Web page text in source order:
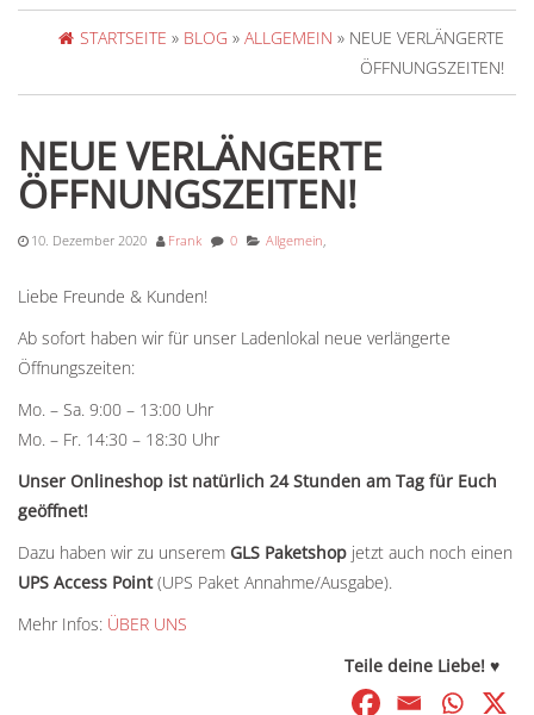
STARTSEITE » BLOG » ALLGEMEIN » NEUE VERLÄNGERTE
ÖFFNUNGSZEITEN!
NEUE VERLÄNGERTE
ÖFFNUNGSZEITEN!
10. Dezember 2020 Frank 0 Allgemein,
Liebe Freunde & Kunden!
Ab sofort haben wir für unser Ladenlokal neue verlängerte
Öffnungszeiten:
Mo. – Sa. 9:00 – 13:00 Uhr
Mo. – Fr. 14:30 – 18:30 Uhr
Unser Onlineshop ist natürlich 24 Stunden am Tag für Euch
geöffnet!
Dazu haben wir zu unserem GLS Paketshop jetzt auch noch einen
UPS Access Point(UPS Paket Annahme/Ausgabe).
Mehr Infos: ÜBER UNS
Teile deine Liebe! ♥